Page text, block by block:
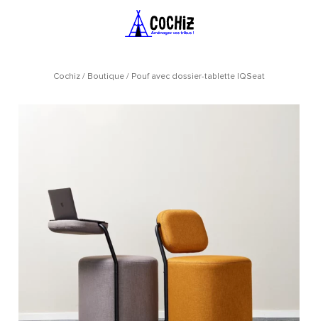
Cochiz/ Boutique/ Pouf avec dossier-tablette IQSeat